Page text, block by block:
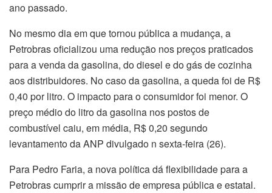
ano passado.
No mesmo dia em que tornou pública a mudança, a
Petrobras oficializou uma redução nos preços praticados
para a venda da gasolina, do diesel e do gás de cozinha
aos distribuidores. No caso da gasolina, a queda foi de R$
0,40 por litro. O impacto para o consumidor foi menor. O
preço médio do litro da gasolina nos postos de
combustível caiu, em média, R$ 0,20 segundo
levantamento da ANP divulgado n sexta-feira (26).
Para Pedro Faria, a nova política dá flexibilidade para a
Petrobras cumprir a missão de empresa pública e estatal.